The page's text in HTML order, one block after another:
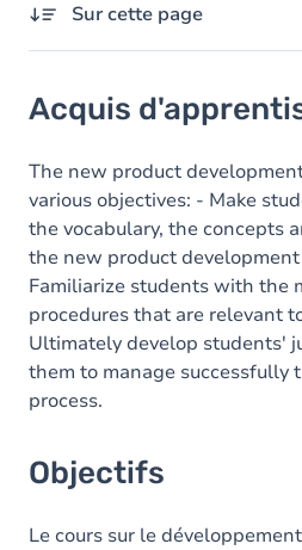
Sur cette page
Objectifs
Contenu
Table des matières
Exercices
Acquis
The new product
various objectives: - Make
the vocabulary, the concepts
the new product
Familiarize students with the
procedures that are relevant
Ultimately develop students'
them to manage successfully
process.
Objectifs
Le cours sur le